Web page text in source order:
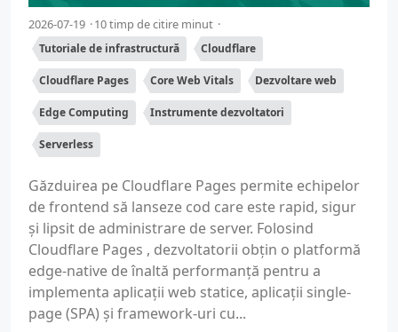
2026-07-19 10 timp de citire minut
Tutoriale de infrastructură Cloudflare
Cloudflare Pages Core Web Vitals Dezvoltare web
Edge Computing Instrumente dezvoltatori
Serverless
Găzduirea pe Cloudflare Pages permite echipelor
de frontend să lanseze cod care este rapid, sigur
și lipsit de administrare de server. Folosind
Cloudflare Pages , dezvoltatorii obțin o platformă
edge-native de înaltă performanță pentru a
implementa aplicații web statice, aplicații single-
page (SPA) și framework-uri cu...